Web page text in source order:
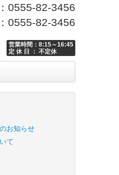
0555-82-3456
0555-82-3456
営業時間：8:15～16:45
定 休 日 ： 不定休
お知らせ
て